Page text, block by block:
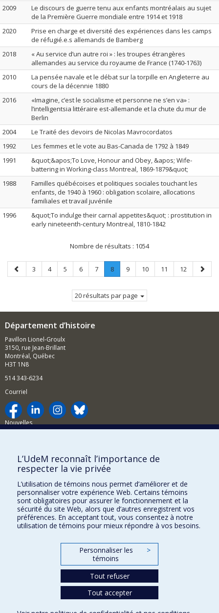
2009
Le discours de guerre tenu aux enfants montréalais au sujet
de la Première Guerre mondiale entre 1914 et 1918
2020
Prise en charge et diversité des expériences dans les camps
de réfugié.e.s allemands de Bamberg
2018
« Au service d’un autre roi » : les troupes étrangères
allemandes au service du royaume de France (1740-1763)
2010
La pensée navale et le débat sur la torpille en Angleterre au
cours de la décennie 1880
2016
«Imagine, c’est le socialisme et personne ne s’en va» :
l’intelligentsia littéraire est-allemande et la chute du mur de
Berlin
2004
Le Traité des devoirs de Nicolas Mavrocordatos
1992
Les femmes et le vote au Bas-Canada de 1792 à 1849
1991
&quot;&apos;To Love, Honour and Obey, &apos; Wife-
battering in Working-class Montreal, 1869-1879&quot;
1988
Familles québécoises et politiques sociales touchant les
enfants, de 1940 à 1960 : obligation scolaire, allocations
familiales et travail juvénile
1996
&quot;To indulge their carnal appetites&quot; : prostitution in
early nineteenth-century Montreal, 1810-1842
Nombre de résultats : 1054
Page
précédente
Page
3 Page
4 Page
5 Page
6 Page
7 Page
8.
Page
Page
9 Page
10 Page
11 Page
12
Page
20 résultats par page
Département d’histoire
Pavillon Lionel-Groulx
3150, rue Jean-Brillant
Montréal, Québec
H3T 1N8
514 343-6234
Courriel
Nouvelles
Comment soutenir le Département?
BESOIN D'AIDE?
Plan du site
Signaler une erreur
Accessibilité
FACULTÉ DES ARTS ET DES SCIENCES
Nos départements et écoles
L’UdeM reconnaît l’importance de
respecter la vie privée
L’utilisation de témoins nous permet d’améliorer et de
personnaliser votre expérience Web. Certains témoins
sont obligatoires pour assurer le fonctionnement et la
sécurité du site Web, alors que d’autres enregistrent vos
préférences. En acceptant tout, vous consentez à notre
utilisation de témoins pour mieux répondre à vos besoins.
Personnaliser les
témoins
>
Tout refuser
Tout accepter